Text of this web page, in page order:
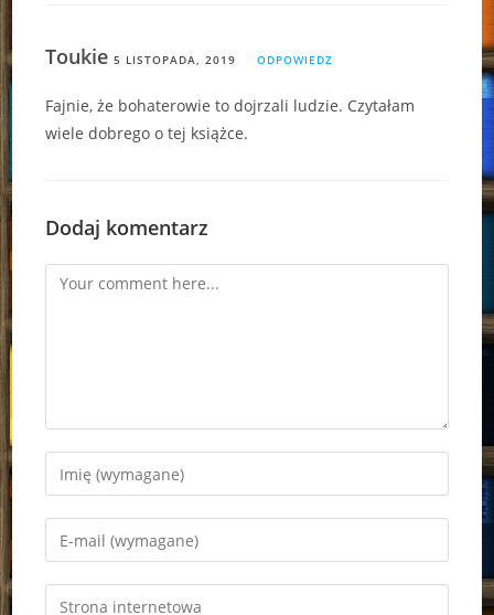
Toukie5 LISTOPADA, 2019 ODPOWIEDZ
Fajnie, że bohaterowie to dojrzali ludzie. Czytałam
wiele dobrego o tej książce.
Dodaj komentarz
Comment
Enter
your
name
Enter
your
email
Enter